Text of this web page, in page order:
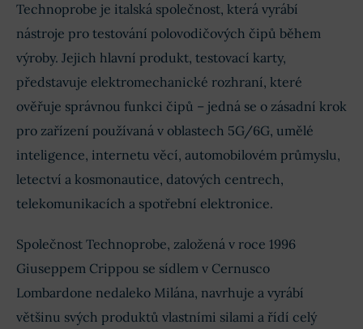
Technoprobe je italská společnost, která vyrábí
nástroje pro testování polovodičových čipů během
výroby. Jejich hlavní produkt, testovací karty,
představuje elektromechanické rozhraní, které
ověřuje správnou funkci čipů – jedná se o zásadní krok
pro zařízení používaná v oblastech 5G/6G, umělé
inteligence, internetu věcí, automobilovém průmyslu,
letectví a kosmonautice, datových centrech,
telekomunikacích a spotřební elektronice.
Společnost Technoprobe, založená v roce 1996
Giuseppem Crippou se sídlem v Cernusco
Lombardone nedaleko Milána, navrhuje a vyrábí
většinu svých produktů vlastními silami a řídí celý